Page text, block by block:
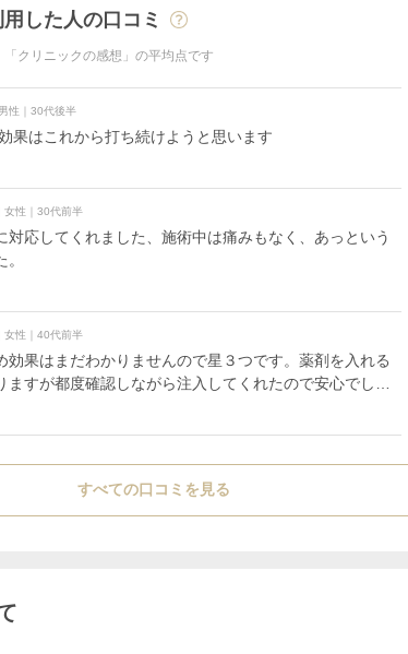
した人の口コミ
クリニックの感想」の平均点です
性｜30代後半
果はこれから打ち続けようと思います
女性｜30代前半
対応してくれました、施術中は痛みもなく、あっという
女性｜40代前半
効果はまだわかりませんので星３つです。薬剤を入れる
ますが都度確認しながら注入してくれたので安心でし
すべての口コミを見る